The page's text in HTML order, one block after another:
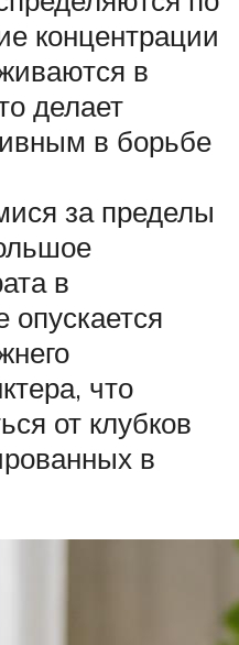
концентрации
в
делает
в борьбе
за пределы
в
что
от клубков
в